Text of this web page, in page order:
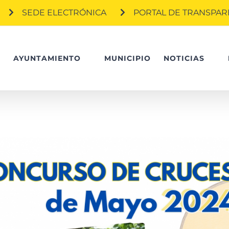
SEDE ELECTRÓNICA PORTAL DE
AYUNTAMIENTO MUNICIPIO NOTICIAS